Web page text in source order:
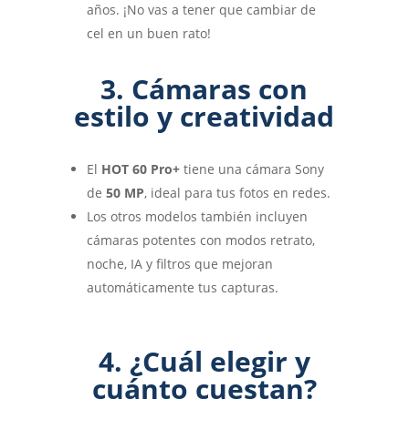
años. ¡No vas a tener que cambiar de
cel en un buen rato!
3. Cámaras con
estilo y creatividad
El HOT 60 Pro+tiene una cámara Sony
de 50 MP, ideal para tus fotos en redes.
Los otros modelos también incluyen
cámaras potentes con modos retrato,
noche, IA y filtros que mejoran
automáticamente tus capturas.
4. ¿Cuál elegir y
cuánto cuestan?